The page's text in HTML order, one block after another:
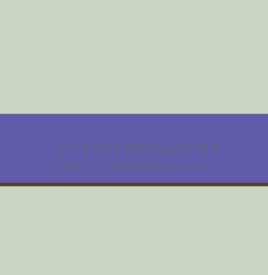
ロッドビルドが好きな人のブログ
© 2020 ロッドビルドが好きな人のブログ.